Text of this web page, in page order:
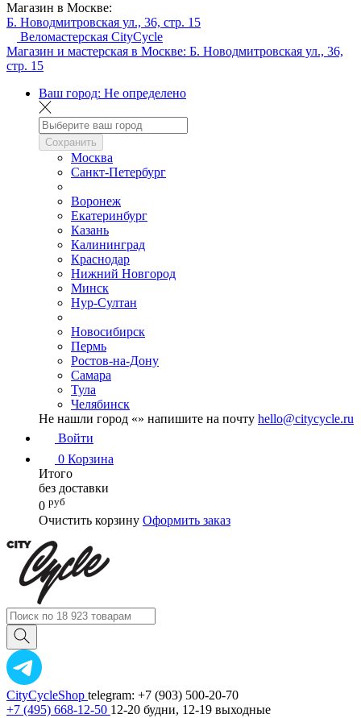
Магазин в Москве:
Б. Новодмитровская ул., 36, стр. 15
Веломастерская CityCycle
Магазин и мастерская в Москве: Б. Новодмитровская ул., 36,
стр. 15
Ваш город: Не определено
Сохранить
Москва
Санкт-Петербург
Воронеж
Екатеринбург
Казань
Калининград
Краснодар
Нижний Новгород
Минск
Нур-Султан
Новосибирск
Пермь
Ростов-на-Дону
Самара
Тула
Челябинск
Не нашли город «» напишите на почту hello@citycycle.ru
Войти
0 Корзина
Итого
без доставки
0 руб
Очистить корзину Оформить заказ
CityCycleShop telegram: +7 (903) 500-20-70
+7 (495) 668-12-50 12-20 будни, 12-19 выходные